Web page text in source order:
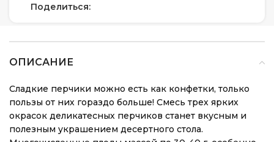
Поделиться:
ОПИСАНИЕ
Сладкие перчики можно есть как конфетки, только
пользы от них гораздо больше! Смесь трех ярких
окрасок деликатесных перчиков станет вкусным и
полезным украшением десертного стола.